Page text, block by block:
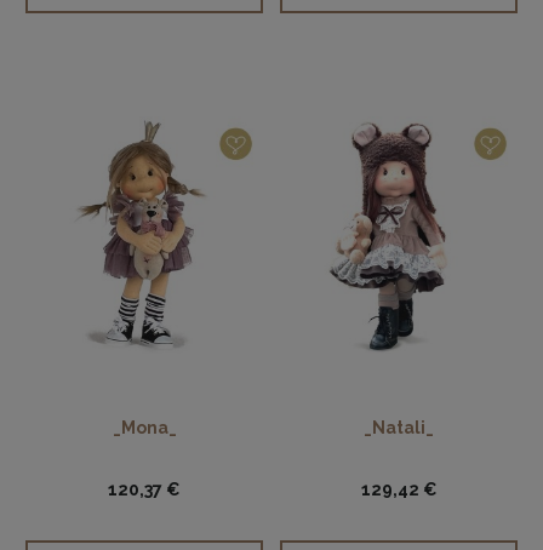
_Mona_
120,37 €
_Natali_
129,42 €